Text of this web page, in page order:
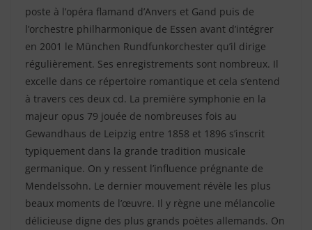
poste à l’opéra flamand d’Anvers et Gand puis de
l’orchestre philharmonique de Essen avant d’intégrer
en 2001 le München Rundfunkorchester qu’il dirige
régulièrement. Ses enregistrements sont nombreux. Il
excelle dans ce répertoire romantique et cela s’entend
à travers ces deux cd. La première symphonie en la
majeur opus 79 jouée de nombreuses fois au
Gewandhaus de Leipzig entre 1858 et 1896 s’inscrit
typiquement dans la grande tradition musicale
germanique. On y ressent l’influence prégnante de
Mendelssohn. Le dernier mouvement révèle les plus
beaux moments de l’œuvre. Il y règne une mélancolie
délicieuse digne des plus grands poètes allemands. On